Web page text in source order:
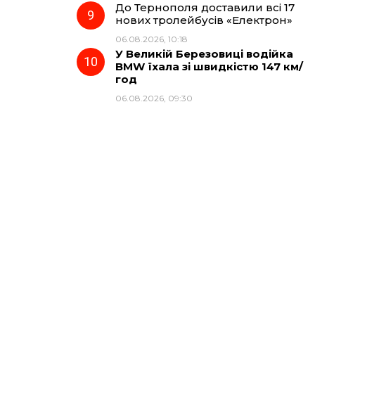
До Тернополя доставили всі 17
нових тролейбусів «Електрон»
06.08.2026, 10:18
У Великій Березовиці водійка
BMW їхала зі швидкістю 147 км/
год
06.08.2026, 09:30